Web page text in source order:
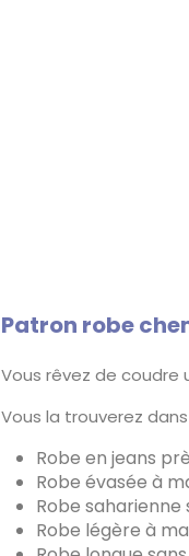
Patron robe
Vous rêvez de
Vous la trouverez
Robe en jeans
Robe évasée à
Robe
Robe légère à